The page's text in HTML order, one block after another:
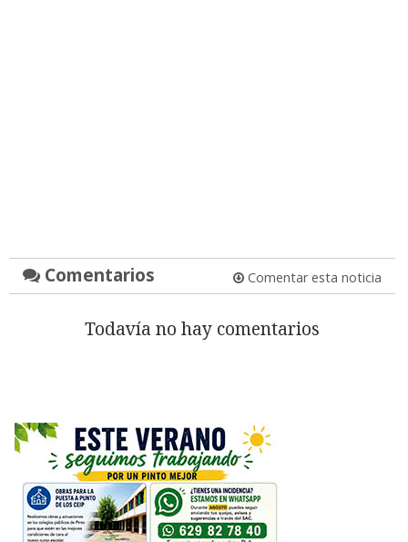
Comentarios Comentar esta noticia
Todavía no hay comentarios